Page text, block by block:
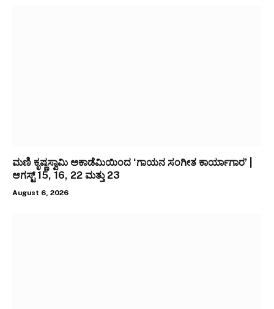
ಮಣಿ ಕೃಷ್ಣಸ್ವಾಮಿ ಅಕಾಡೆಮಿಯಿಂದ ‘ಗಾಯನ ಸಂಗೀತ ಕಾರ್ಯಾಗಾರ’ |
ಆಗಸ್ಟ್ 15, 16, 22 ಮತ್ತು 23
August 6, 2026